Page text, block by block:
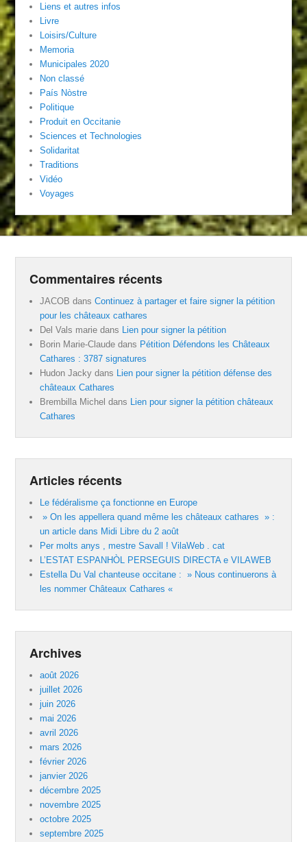
Liens et autres infos
Livre
Loisirs/Culture
Memoria
Municipales 2020
Non classé
País Nòstre
Politique
Produit en Occitanie
Sciences et Technologies
Solidaritat
Traditions
Vidéo
Voyages
Commentaires récents
JACOB dansContinuez à partager et faire signer la pétition
pour les châteaux cathares
Del Vals marie dans Lien pour signer la pétition
Borin Marie-Claude dans Pétition Défendons les Châteaux
Cathares : 3787 signatures
Hudon Jacky dans Lien pour signer la pétition défense des
châteaux Cathares
Brembilla Michel dans Lien pour signer la pétition châteaux
Cathares
Articles récents
Le fédéralisme ça fonctionne en Europe
» On les appellera quand même les châteaux cathares » :
un article dans Midi Libre du 2 août
Per molts anys , mestre Savall ! VilaWeb . cat
L’ESTAT ESPANHÒL PERSEGUIS DIRECTA e VILAWEB
Estella Du Val chanteuse occitane : » Nous continuerons à
les nommer Châteaux Cathares «
Archives
août 2026
juillet 2026
juin 2026
mai 2026
avril 2026
mars 2026
février 2026
janvier 2026
décembre 2025
novembre 2025
octobre 2025
septembre 2025